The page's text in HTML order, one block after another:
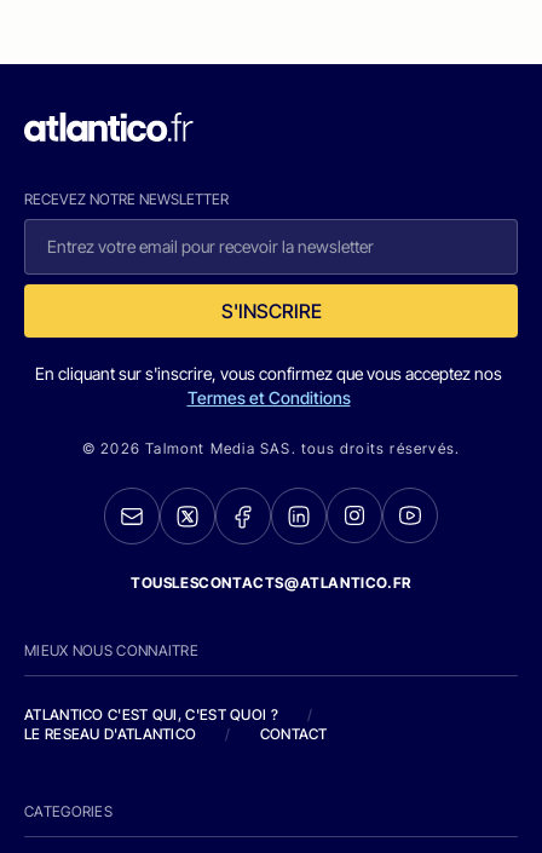
RECEVEZ NOTRE NEWSLETTER
S'INSCRIRE
En cliquant sur s'inscrire, vous confirmez que vous acceptez nos
Termes et Conditions
© 2026 Talmont Media SAS. tous droits réservés.
TOUSLESCONTACTS@ATLANTICO.FR
MIEUX NOUS CONNAITRE
ATLANTICO C'EST QUI, C'EST QUOI ?
/
LE RESEAU D'ATLANTICO
/ CONTACT
CATEGORIES